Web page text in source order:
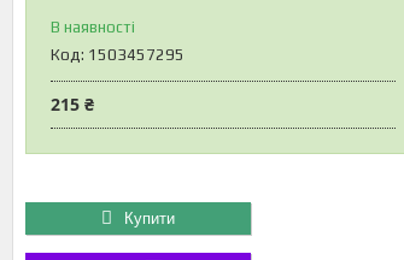
В наявності
Код: 1503457295
215 ₴
Купити